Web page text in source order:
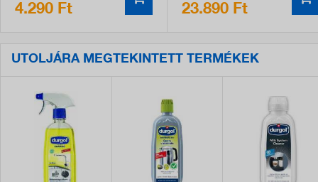
4.290 Ft 23.890 Ft
UTOLJÁRA MEGTEKINTETT TERMÉKEK